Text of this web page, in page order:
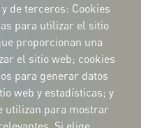
logotipos
el manual
de terceros: Cookies
para utilizar el sitio
proporcionan una
el sitio web; cookies
para generar datos
web y estadísticas; y
utilizan para mostrar